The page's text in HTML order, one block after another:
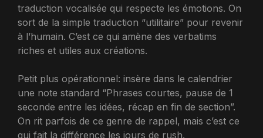
traduction vocalisée qui respecte les émotions. On
sort de la simple traduction “utilitaire” pour revenir
à l’humain. C’est ce qui amène des verbatims
riches et utiles aux créations.
Petit plus opérationnel: insère dans le calendrier
une note standard “Phrases courtes, pause de 1
seconde entre les idées, récap en fin de section”.
On rit parfois de ce genre de rappel, mais c’est ce
qui fait la différence les jours de rush.